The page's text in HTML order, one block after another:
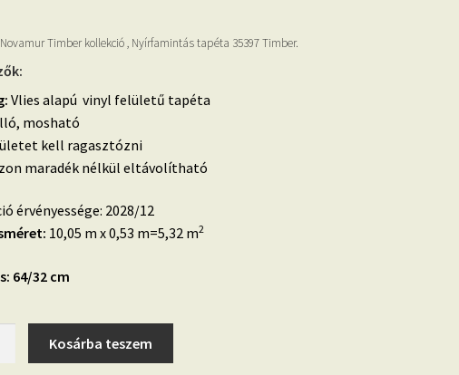
Timber kollekció , Nyírfamintás tapéta 35397 Timber.
Vlies alapú vinyl felületű tapéta
mosható
kell ragasztózni
maradék nélkül eltávolítható
érvényessége: 2028/12
10,05 m x 0,53 m=5,32 m2
64/32 cm
Kosárba teszem